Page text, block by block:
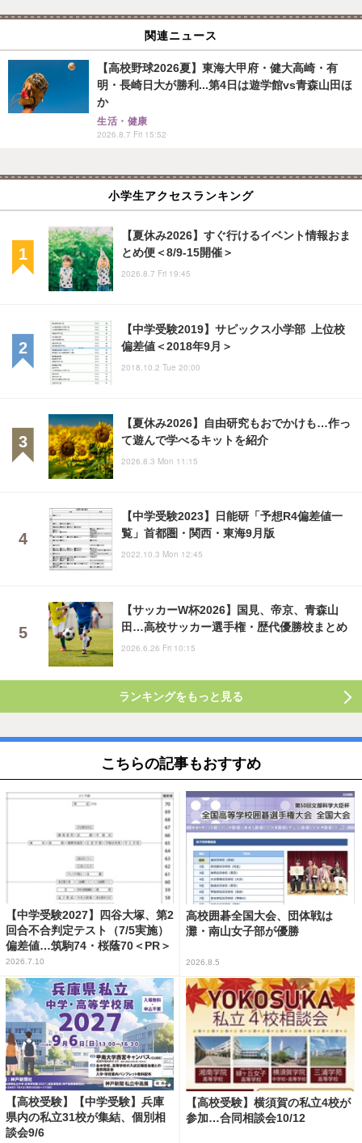
関連ニュース
【高校野球2026夏】東海大甲府・健大高崎・有
明・長崎日大が勝利...第4日は遊学館vs青森山田ほ
か
生活・健康
2026.8.7 Fri 15:52
小学生アクセスランキング
【夏休み2026】すぐ行けるイベント情報おま
とめ便＜8/9-15開催＞
2026.8.7 Fri 19:45
【中学受験2019】サピックス小学部 上位校
偏差値＜2018年9月＞
2018.10.2 Tue 20:00
【夏休み2026】自由研究もおでかけも…作っ
て遊んで学べるキットを紹介
2026.8.3 Mon 11:15
【中学受験2023】日能研「予想R4偏差値一
覧」首都圏・関西・東海9月版
2022.10.3 Mon 12:45
【サッカーW杯2026】国見、帝京、青森山
田…高校サッカー選手権・歴代優勝校まとめ
2026.6.26 Fri 10:15
ランキングをもっと見る
こちらの記事もおすすめ
【中学受験2027】四谷大塚、第2
回合不合判定テスト（7/5実施）
偏差値…筑駒74・桜蔭70＜PR＞
2026.7.10
高校囲碁全国大会、団体戦は
灘・南山女子部が優勝
2026.8.5
【高校受験】【中学受験】兵庫
県内の私立31校が集結、個別相
談会9/6
【高校受験】横須賀の私立4校が
参加…合同相談会10/12